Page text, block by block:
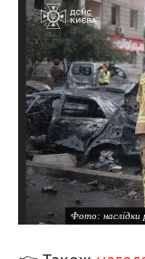
Фото: наслідки